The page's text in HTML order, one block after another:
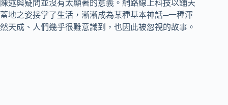
陳述與疑問並沒有太顯著的意義。網路線上科技以鋪天
蓋地之姿接掌了生活，漸漸成為某種基本神話─一種渾
然天成、人們幾乎很難意識到，也因此被忽視的故事。